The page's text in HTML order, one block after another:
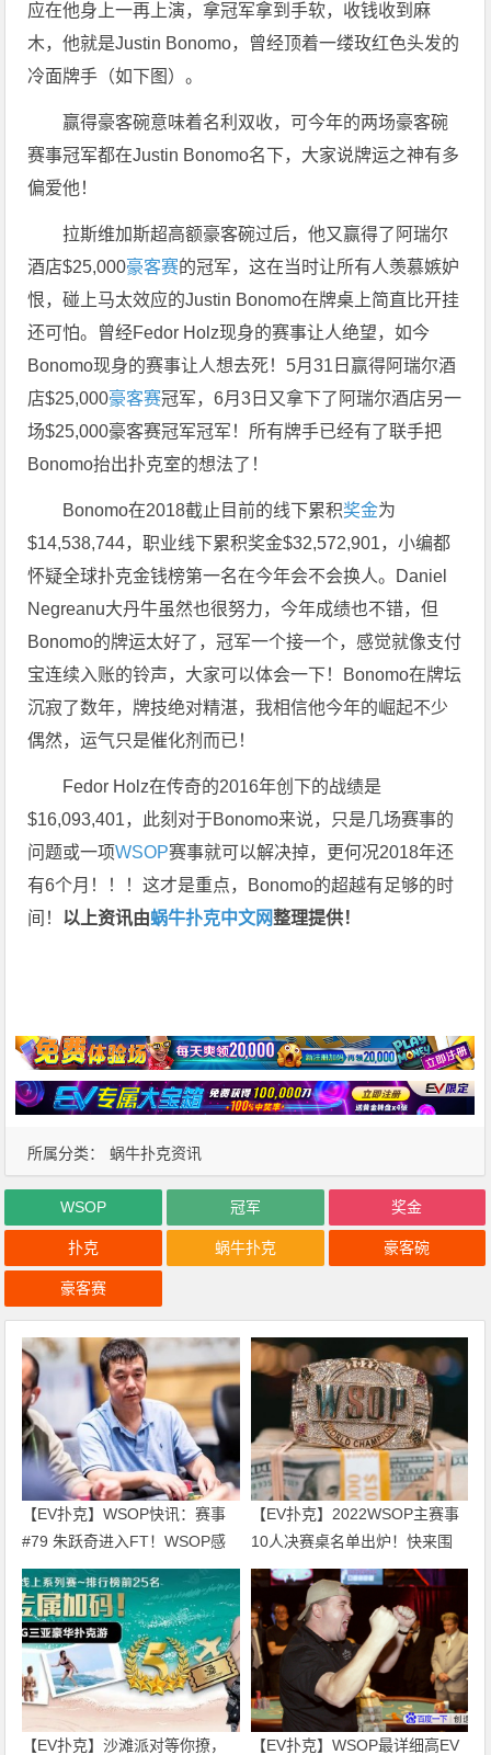
所属分类： 蜗牛扑克资讯
应在他身上一再上演，拿冠军拿到手软，收钱收到麻
木，他就是Justin Bonomo，曾经顶着一缕玫红色头发的
冷面牌手（如下图）。
赢得豪客碗意味着名利双收，可今年的两场豪客碗
赛事冠军都在Justin Bonomo名下，大家说牌运之神有多
偏爱他！
拉斯维加斯超高额豪客碗过后，他又赢得了阿瑞尔
酒店$25,000豪客赛的冠军，这在当时让所有人羡慕嫉妒
恨，碰上马太效应的Justin Bonomo在牌桌上简直比开挂
还可怕。曾经Fedor Holz现身的赛事让人绝望，如今
Bonomo现身的赛事让人想去死！5月31日赢得阿瑞尔酒
店$25,000豪客赛冠军，6月3日又拿下了阿瑞尔酒店另一
场$25,000豪客赛冠军冠军！所有牌手已经有了联手把
Bonomo抬出扑克室的想法了！
Bonomo在2018截止目前的线下累积奖金为
$14,538,744，职业线下累积奖金$32,572,901，小编都
怀疑全球扑克金钱榜第一名在今年会不会换人。Daniel
Negreanu大丹牛虽然也很努力，今年成绩也不错，但
Bonomo的牌运太好了，冠军一个接一个，感觉就像支付
宝连续入账的铃声，大家可以体会一下！Bonomo在牌坛
沉寂了数年，牌技绝对精湛，我相信他今年的崛起不少
偶然，运气只是催化剂而已！
Fedor Holz在传奇的2016年创下的战绩是
$16,093,401，此刻对于Bonomo来说，只是几场赛事的
问题或一项WSOP赛事就可以解决掉，更何况2018年还
有6个月！！！这才是重点，Bonomo的超越有足够的时
间！ 以上资讯由蜗牛扑克中文网整理提供！
WSOP 冠军 奖金
扑克 蜗牛扑克 豪客碗
豪客赛
【EV扑克】WSOP快讯：赛事
#79 朱跃奇进入FT！WSOP感
恩庆、直通车热闹开跑！
【EV扑克】2022WSOP主赛事
10人决赛桌名单出炉！快来围
观！
【EV扑克】沙滩派对等你撩，
【EV扑克】WSOP最详细高EV